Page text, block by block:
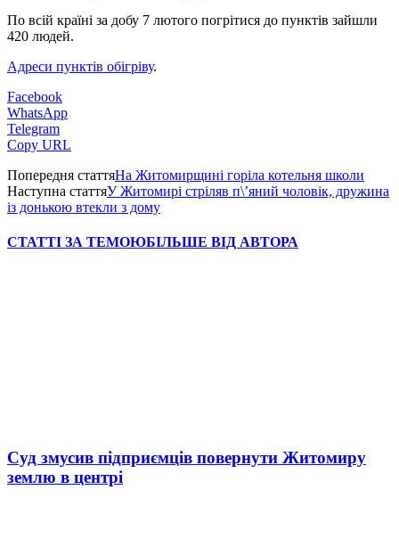
По всій країні за добу 7 лютого погрітися до пунктів зайшли
420 людей.
Адреси пунктів обігріву.
Facebook
WhatsApp
Telegram
Copy URL
Попередня статтяНа Житомирщині горіла котельня школи
Наступна статтяУ Житомирі стріляв п\’яний чоловік, дружина
із донькою втекли з дому
СТАТТІ ЗА ТЕМОЮБІЛЬШЕ ВІД АВТОРА
Суд змусив підприємців повернути Житомиру
землю в центрі